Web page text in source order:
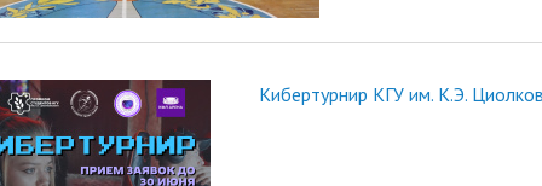
Кибертурнир КГУ им. К.Э.